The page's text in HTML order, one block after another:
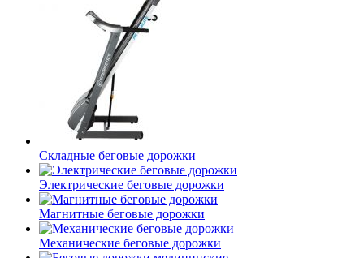
Складные беговые дорожки
Электрические беговые дорожки
Магнитные беговые дорожки
Механические беговые дорожки